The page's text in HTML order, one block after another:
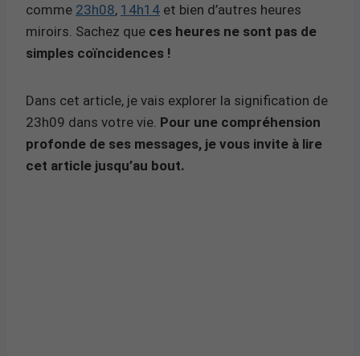
comme 23h08, 14h14 et bien d’autres heures
miroirs. Sachez que ces heures ne sont pas de
simples coïncidences !
Dans cet article, je vais explorer la signification de
23h09 dans votre vie. Pour une compréhension
profonde de ses messages, je vous invite à lire
cet article jusqu’au bout.